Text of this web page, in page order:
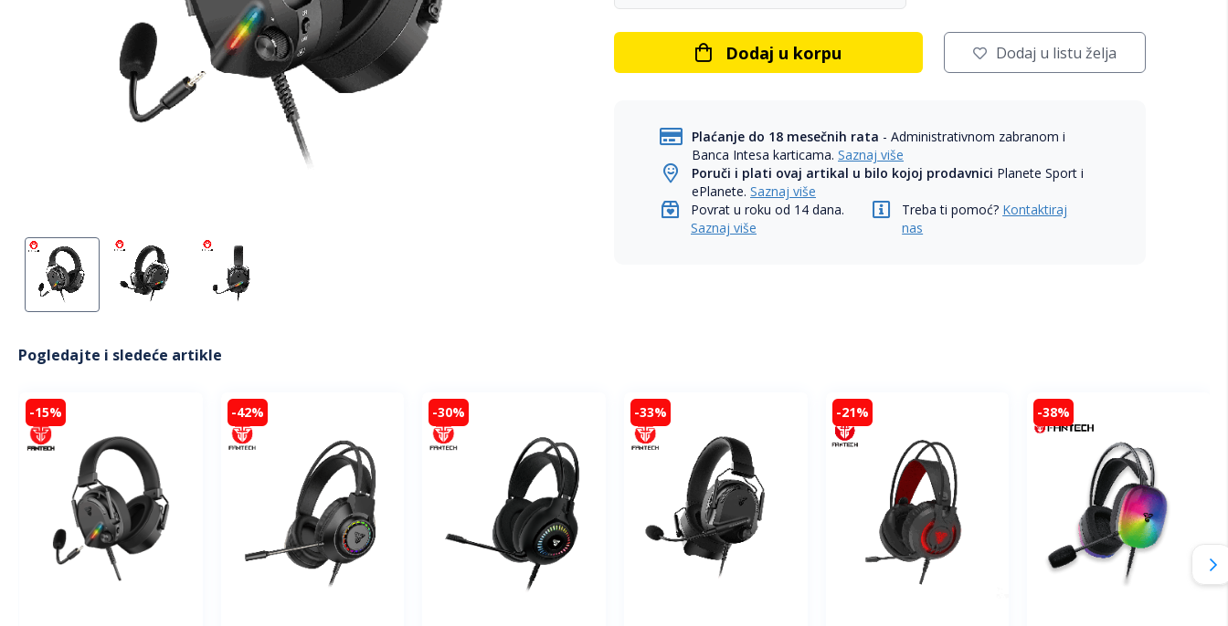
Dodaj u korpu Dodaj u listu želja
Plaćanje do 18 mesečnih rata - Administrativnom zabranom i
Banca Intesa karticama.Saznaj više
Poruči i plati ovaj artikal u bilo kojoj prodavnici Planete Sport i
ePlanete.Saznaj više
Povrat u roku od 14 dana.
Saznaj više
Treba ti pomoć? Kontaktiraj
nas
Pogledajte i sledeće artikle
-15% -42% -30% -33% -21% -38%